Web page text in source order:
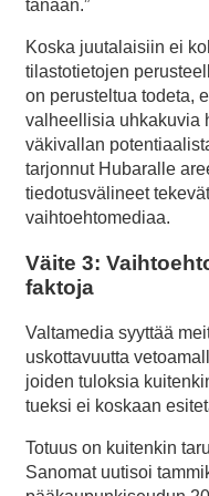
tänään.”
Koska juutalaisiin ei
tilastotietojen
on perusteltua todeta,
valheellisia uhkakuvia
väkivallan
tarjonnut Hubaralle
tiedotusvälineet
vaihtoehtomediaa.
Väite 3:
faktoja
Valtamedia syyttää
uskottavuutta
joiden tuloksia
tueksi ei koskaan
Totuus on kuitenkin
Sanomat uutisoi